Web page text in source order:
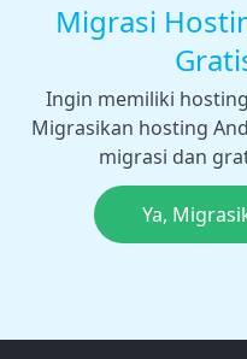
Migrasi
Ingin memiliki
Migrasikan hosting
migrasi dan
Ya,